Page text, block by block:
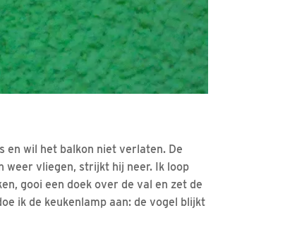
en wil het balkon niet verlaten. De
weer vliegen, strijkt hij neer. Ik loop
gooi een doek over de val en zet de
ik de keukenlamp aan: de vogel blijkt